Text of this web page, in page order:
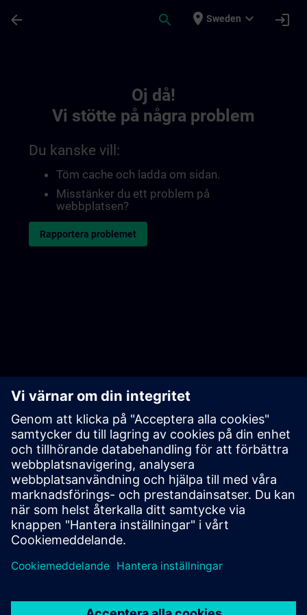
arrow_back search place Sweden expand_more login
Oj då!
Vi stötte på några problem
Du kanske vill:
Töm cache och ladda om sidan.
Misstänker du ett problem på
webbplatsen?
Rapportera problemet